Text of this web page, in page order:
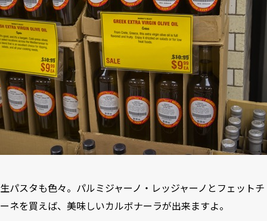
生パスタも色々。パルミジャーノ・レッジャーノとフェットチ
ーネを買えば、美味しいカルボナーラが出来ますよ。